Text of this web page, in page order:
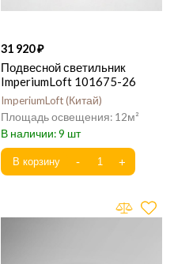
31 920
Подвесной светильник
ImperiumLoft 101675-26
ImperiumLoft Китай
12
9